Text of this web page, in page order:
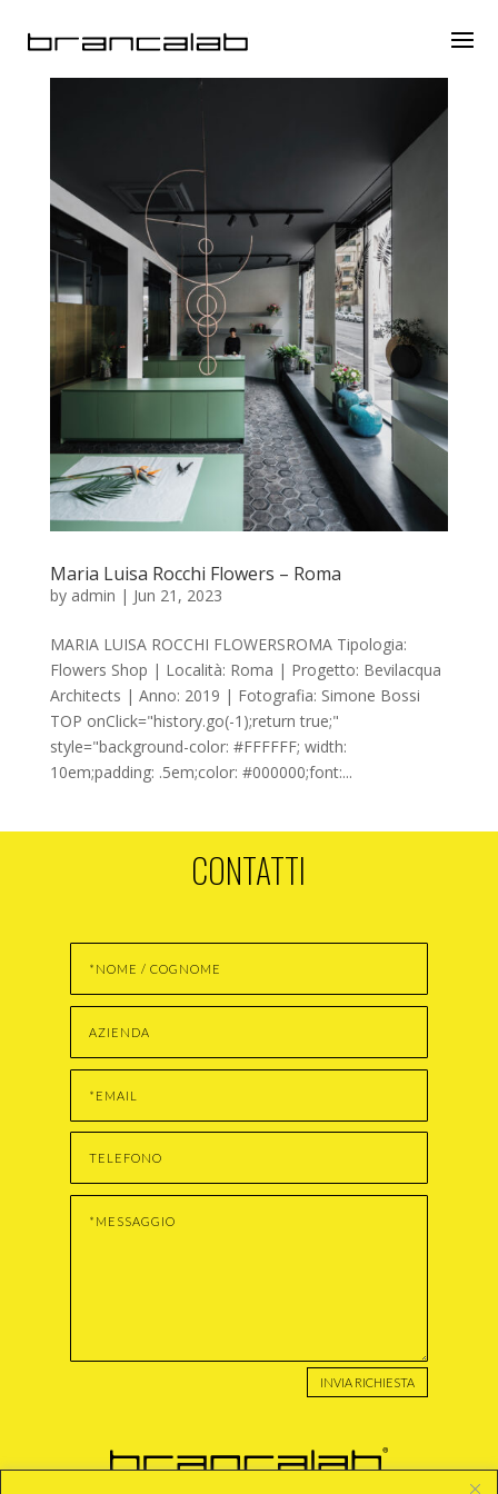
Maria Luisa Rocchi Flowers – Roma
by admin | Jun 21, 2023
MARIA LUISA ROCCHI FLOWERSROMA Tipologia:
Flowers Shop | Località: Roma | Progetto: Bevilacqua
Architects | Anno: 2019 | Fotografia: Simone Bossi
TOP onClick="history.go(-1);return true;"
style="background-color: #FFFFFF; width:
10em;padding: .5em;color: #000000;font:...
CONTATTI
INVIA RICHIESTA